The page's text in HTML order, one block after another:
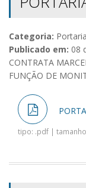
Categoria: Portaria
Publicado em: 08
CONTRATA
FUNÇÃO DE
tipo: .pdf |